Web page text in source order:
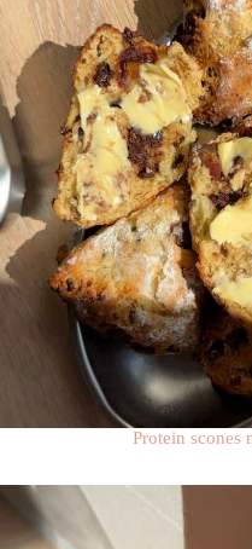
Protein scones